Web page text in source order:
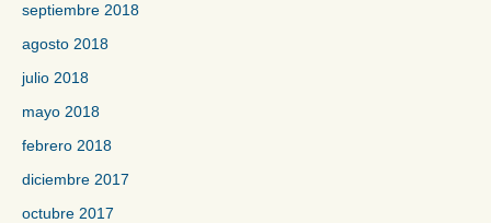
septiembre 2018
agosto 2018
julio 2018
mayo 2018
febrero 2018
diciembre 2017
octubre 2017